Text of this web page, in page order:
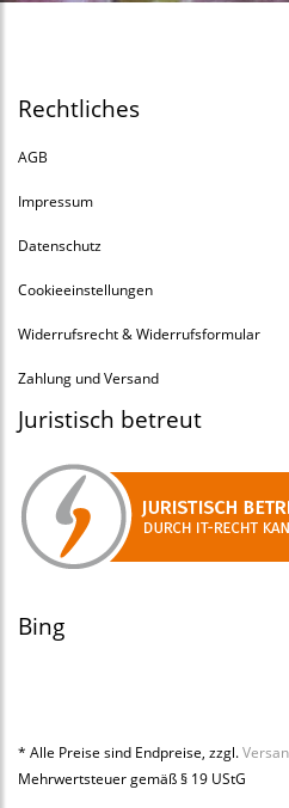
Rechtliches
AGB
Impressum
Datenschutz
Cookieeinstellungen
Widerrufsrecht & Widerrufsformular
Zahlung und Versand
Juristisch betreut
Bing
* Alle Preise sind Endpreise, zzgl.
Mehrwertsteuer gemäß § 19 UStG